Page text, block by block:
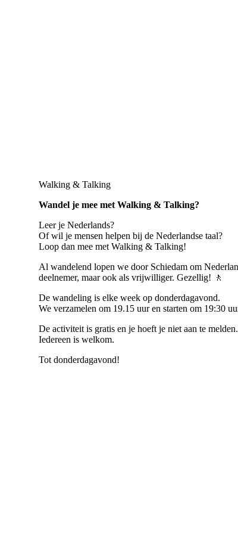
Walking & Talking
Wandel je mee met Walking & Talking?
Leer je Nederlands?
Of wil je mensen helpen bij de Nederlandse taal?
Loop dan mee met Walking & Talking!
Al wandelend lopen we door Schiedam om
deelnemer, maar ook als vrijwilliger. Gezellig! 🚶
De wandeling is elke week op donderdagavond.
We verzamelen om 19.15 uur en starten om 19:30
De activiteit is gratis en je hoeft je niet aan te melden.
Iedereen is welkom.
Tot donderdagavond!